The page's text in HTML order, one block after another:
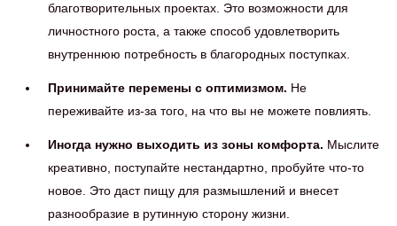
благотворительных проектах. Это возможности для
личностного роста, а также способ удовлетворить
внутреннюю потребность в благородных поступках.
Принимайте перемены с оптимизмом. Не
переживайте из-за того, на что вы не можете повлиять.
Иногда нужно выходить из зоны комфорта. Мыслите
креативно, поступайте нестандартно, пробуйте что-то
новое. Это даст пищу для размышлений и внесет
разнообразие в рутинную сторону жизни.